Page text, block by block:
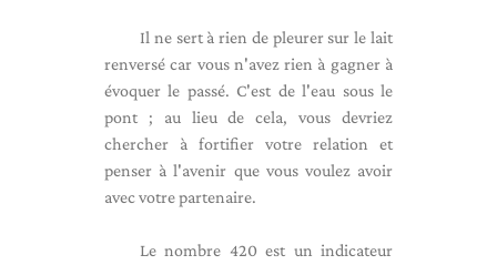
Il ne sert à rien de pleurer sur le lait
renversé car vous n'avez rien à gagner à
évoquer le passé. C'est de l'eau sous le
pont ; au lieu de cela, vous devriez
chercher à fortifier votre relation et
penser à l'avenir que vous voulez avoir
avec votre partenaire.
Le nombre 420 est un indicateur